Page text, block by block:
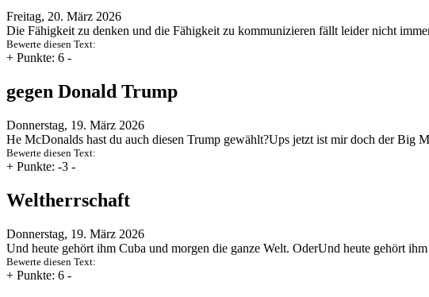
Freitag, 20. März 2026
Die Fähigkeit zu denken und die Fähigkeit zu kommunizieren fällt leider nicht
Bewerte diesen Text:
+ Punkte: 6 -
gegen Donald Trump
Donnerstag, 19. März 2026
He McDonalds hast du auch diesen Trump gewählt?Ups jetzt ist mir doch der Big
Bewerte diesen Text:
+ Punkte: -3 -
Weltherrschaft
Donnerstag, 19. März 2026
Und heute gehört ihm Cuba und morgen die ganze Welt. OderUnd heute gehört
Bewerte diesen Text:
+ Punkte: 6 -